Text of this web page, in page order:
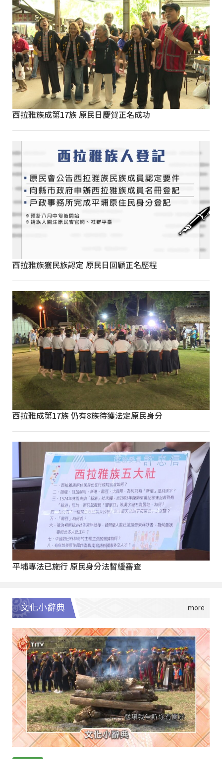
西拉雅族成第17族 原民日慶賀正名成功
西拉雅族獲民族認定 原民日回顧正名歷程
西拉雅成第17族 仍有8族待獲法定原民身分
平埔專法已施行 原民身分法暫緩審查
文化小辭典